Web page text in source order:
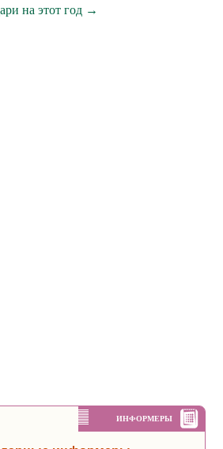
на этот год →
ИНФОРМЕРЫ